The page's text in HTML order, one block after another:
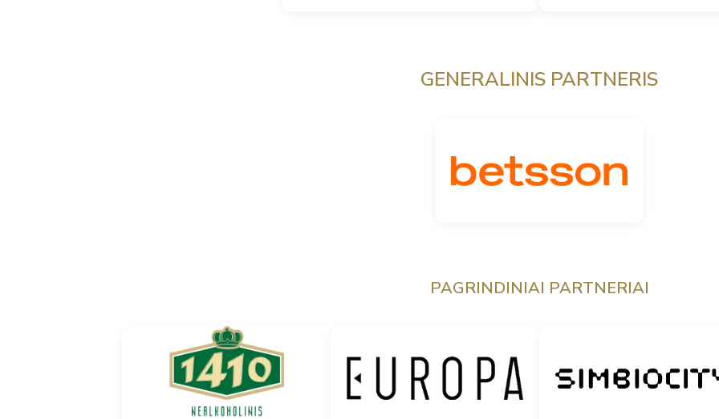
GENERALINIS PARTNERIS
PAGRINDINIAI PARTNERIAI